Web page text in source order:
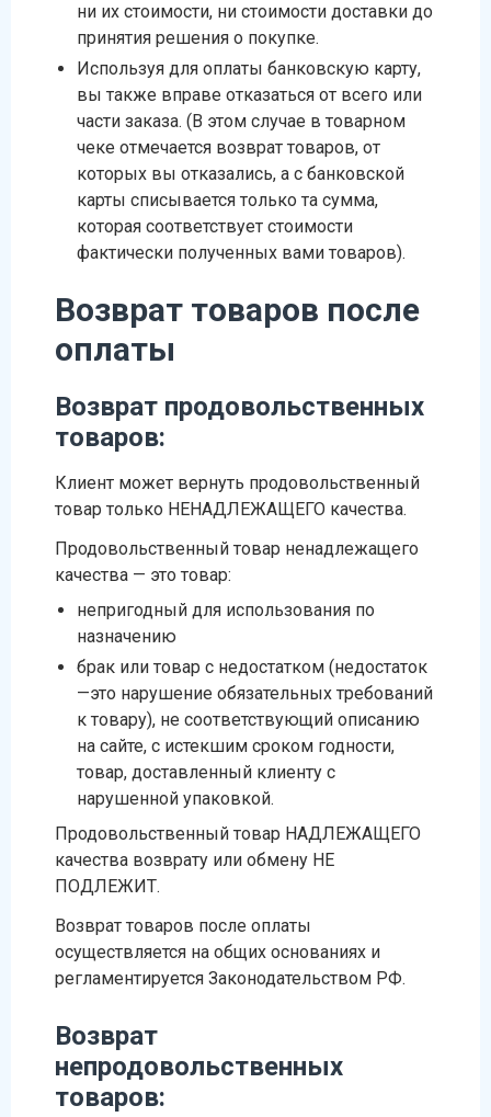
ни их стоимости, ни стоимости доставки до
принятия решения о покупке.
Используя для оплаты банковскую карту,
вы также вправе отказаться от всего или
части заказа. (В этом случае в товарном
чеке отмечается возврат товаров, от
которых вы отказались, а с банковской
карты списывается только та сумма,
которая соответствует стоимости
фактически полученных вами товаров).
Возврат товаров после
оплаты
Возврат продовольственных
товаров:
Клиент может вернуть продовольственный
товар только НЕНАДЛЕЖАЩЕГО качества.
Продовольственный товар ненадлежащего
качества — это товар:
непригодный для использования по
назначению
брак или товар с недостатком (недостаток
—это нарушение обязательных требований
к товару), не соответствующий описанию
на сайте, с истекшим сроком годности,
товар, доставленный клиенту с
нарушенной упаковкой.
Продовольственный товар НАДЛЕЖАЩЕГО
качества возврату или обмену НЕ
ПОДЛЕЖИТ.
Возврат товаров после оплаты
осуществляется на общих основаниях и
регламентируется Законодательством РФ.
Возврат
непродовольственных
товаров: